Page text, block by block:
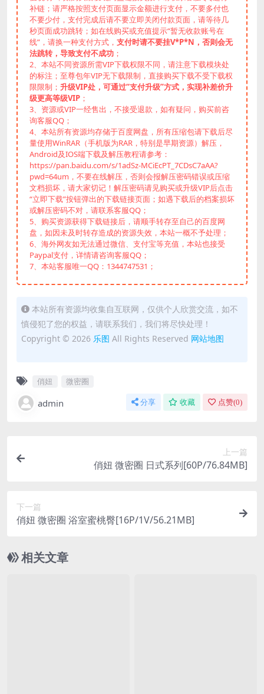
补链；请严格按照支付页面显示金额进行支付，不要多付也
不要少付，支付完成后请不要立即关闭付款页面，请等待几
秒页面成功跳转；如在线购买或充值提示“暂无收款账号在
线”，请换一种支付方式， 支付时请不要挂V*P*N，否则会无
法跳转，导致支付不成功 ；
2、本站不同资源所需VIP下载权限不同，请注意下载模块处
的标注；至尊包年VIP无下载限制，直接购买下载不受下载权
限限制； 升级VIP处，可通过“支付升级”方式，实现补差价升
级更高等级VIP ；
3、资源或VIP一经售出，不接受退款，如有疑问，购买前咨
询客服QQ；
4、本站所有资源均存储于百度网盘，所有压缩包请下载后尽
量使用WinRAR（手机版为RAR，特别是早期资源）解压，
Android及IOS端下载及解压教程请参考：
https://pan.baidu.com/s/1adSz-MCiEcPT_7CDsC7aAA?
pwd=64um，不要在线解压，否则会报解压密码错误或压缩
文档损坏，请大家切记！解压密码请见购买或升级VIP后点击
“立即下载”按钮弹出的下载链接页面；如遇下载后的档案损坏
或解压密码不对，请联系客服QQ；
5、购买资源获得下载链接后，请顺手转存至自己的百度网
盘，如因未及时转存造成的资源失效，本站一概不予处理；
6、海外网友如无法通过微信、支付宝等充值，本站也接受
Paypal支付，详情请咨询客服QQ；
7、本站客服唯一QQ：1344747531；
本站所有资源均收集自互联网，仅供个人欣赏交流，如不
慎侵犯了您的权益，请联系我们，我们将尽快处理！
Copyright © 2026 乐图 All Rights Reserved 网站地图
俏妞 微密圈
admin 分享 收藏 点赞(0)
上一篇
俏妞 微密圈 日式系列[60P/76.84MB]
下一篇
俏妞 微密圈 浴室蜜桃臀[16P/1V/56.21MB]
相关文章